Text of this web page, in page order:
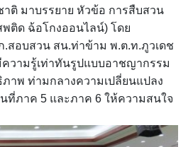
ติ มาบรรยาย หัวข้อ การสืบสวน
ติด ฉ้อโกงออนไลน์) โดย
.สอบสวน สน.ท่าข้าม พ.ต.ท.ภูวเดช
วามรู้เท่าทันรูปแบบอาชญากรรม
าพ ท่ามกลางความเปลี่ยนแปลง
ที่ภาค 5 และภาค 6 ให้ความสนใจ